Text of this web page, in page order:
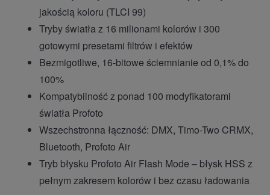
jakością koloru (TLCI 99)
Tryby światła z 16 milionami kolorów i 300
gotowymi presetami filtrów i efektów
Bezmigotliwe, 16-bitowe ściemnianie od 0,1% do
100%
Kompatybilność z ponad 100 modyfikatorami
światła Profoto
Wszechstronna łączność: DMX, Timo-Two CRMX,
Bluetooth, Profoto Air
Tryb błysku Profoto Air Flash Mode – błysk HSS z
pełnym zakresem kolorów i bez czasu ładowania